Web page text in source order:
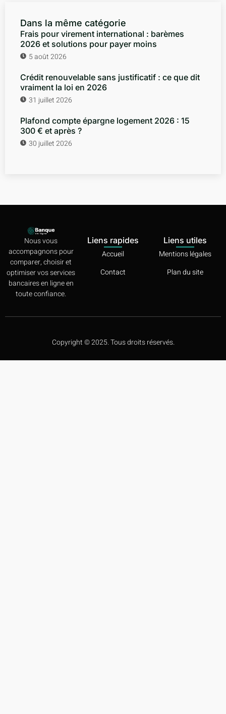
Dans la même catégorie
Frais pour virement international : barèmes
2026 et solutions pour payer moins
5 août 2026
Crédit renouvelable sans justificatif : ce que dit
vraiment la loi en 2026
31 juillet 2026
Plafond compte épargne logement 2026 : 15
300 € et après ?
30 juillet 2026
Nous vous
accompagnons pour
comparer, choisir et
optimiser vos services
bancaires en ligne en
toute confiance.
Liens rapides
Accueil
Contact
Liens utiles
Mentions légales
Plan du site
Copyright © 2025. Tous droits réservés.